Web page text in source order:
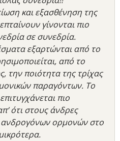
και εξασθένηση της
γίνονται πιο
σε συνεδρία.
εξαρτώνται από το
από το
την ποιότητα της τρίχας
παραγόντων. Το
πιο
ότι στους άνδρες
ορμονών στο